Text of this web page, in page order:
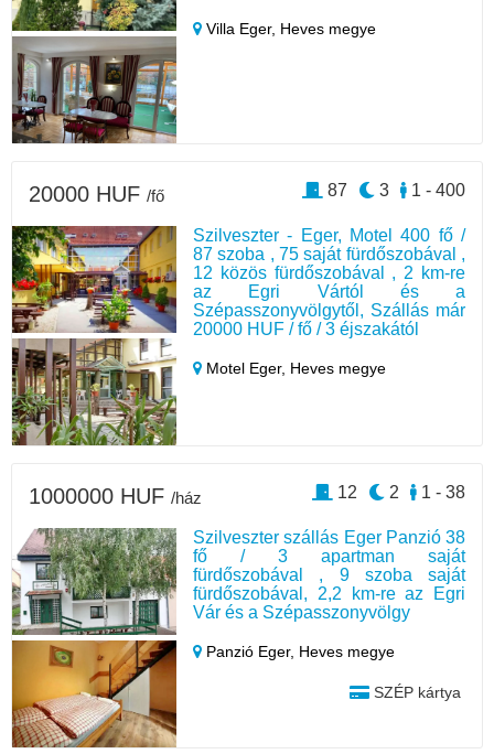
Villa Eger, Heves megye
Szilveszter - Eger, Motel 400 fő /
87 szoba , 75 saját fürdőszobával ,
12 közös fürdőszobával , 2 km-re
az Egri Vártól és a
Szépasszonyvölgytől, Szállás már
20000 HUF / fő / 3 éjszakától
Motel Eger, Heves megye
20000 HUF /fő 1 - 400
3
87
Szilveszter szállás Eger Panzió 38
fő / 3 apartman saját
fürdőszobával , 9 szoba saját
fürdőszobával, 2,2 km-re az Egri
Vár és a Szépasszonyvölgy
Panzió Eger, Heves megye
SZÉP kártya
1000000 HUF /ház 1 - 38
2
12